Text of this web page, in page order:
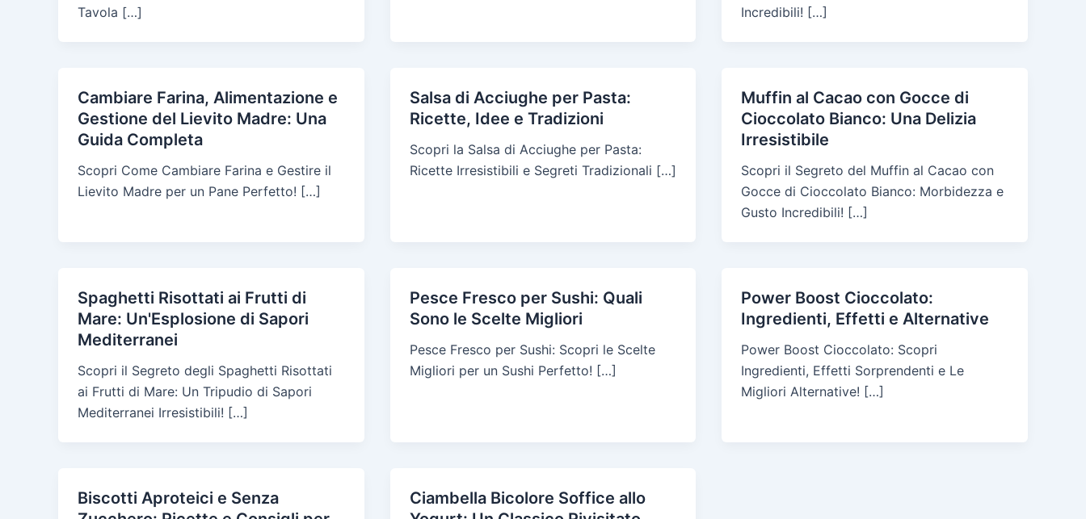
Tavola […]
Incredibili! […]
Cambiare Farina, Alimentazione e
Gestione del Lievito Madre: Una
Guida Completa
Scopri Come Cambiare Farina e Gestire il
Lievito Madre per un Pane Perfetto! […]
Salsa di Acciughe per Pasta:
Ricette, Idee e Tradizioni
Scopri la Salsa di Acciughe per Pasta:
Ricette Irresistibili e Segreti Tradizionali […]
Muffin al Cacao con Gocce di
Cioccolato Bianco: Una Delizia
Irresistibile
Scopri il Segreto del Muffin al Cacao con
Gocce di Cioccolato Bianco: Morbidezza e
Gusto Incredibili! […]
Spaghetti Risottati ai Frutti di
Mare: Un'Esplosione di Sapori
Mediterranei
Scopri il Segreto degli Spaghetti Risottati
ai Frutti di Mare: Un Tripudio di Sapori
Mediterranei Irresistibili! […]
Pesce Fresco per Sushi: Quali
Sono le Scelte Migliori
Pesce Fresco per Sushi: Scopri le Scelte
Migliori per un Sushi Perfetto! […]
Power Boost Cioccolato:
Ingredienti, Effetti e Alternative
Power Boost Cioccolato: Scopri
Ingredienti, Effetti Sorprendenti e Le
Migliori Alternative! […]
Biscotti Aproteici e Senza
Ciambella Bicolore Soffice allo